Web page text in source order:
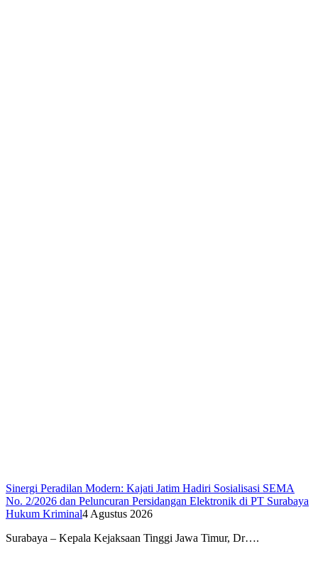
Sinergi Peradilan Modern: Kajati Jatim Hadiri Sosialisasi SEMA
No. 2/2026 dan Peluncuran Persidangan Elektronik di PT Surabaya
Hukum Kriminal4 Agustus 2026
Surabaya – Kepala Kejaksaan Tinggi Jawa Timur, Dr….